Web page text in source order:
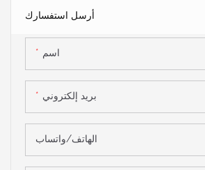
أرسل استفسارك
اسم
بريد إلكتروني
الهاتف/واتساب